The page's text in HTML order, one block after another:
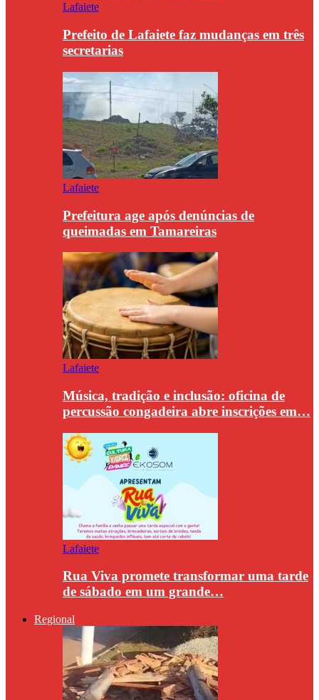
Lafaiete
Prefeito de Lafaiete faz mudanças em três
secretarias
Lafaiete
Prefeitura age após denúncias de
queimadas em Tamareiras
Lafaiete
Música, tradição e inclusão: oficina de
percussão congadeira abre inscrições em…
Lafaiete
Rua Viva promete transformar uma tarde
de sábado em um grande…
Regional